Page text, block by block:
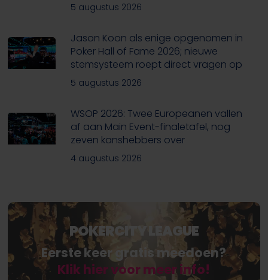
5 augustus 2026
Jason Koon als enige opgenomen in
Poker Hall of Fame 2026; nieuwe
stemsysteem roept direct vragen op
5 augustus 2026
WSOP 2026: Twee Europeanen vallen
af aan Main Event-finaletafel, nog
zeven kanshebbers over
4 augustus 2026
POKERCITY LEAGUE
Eerste keer gratis meedoen?
Klik hier voor meer info!